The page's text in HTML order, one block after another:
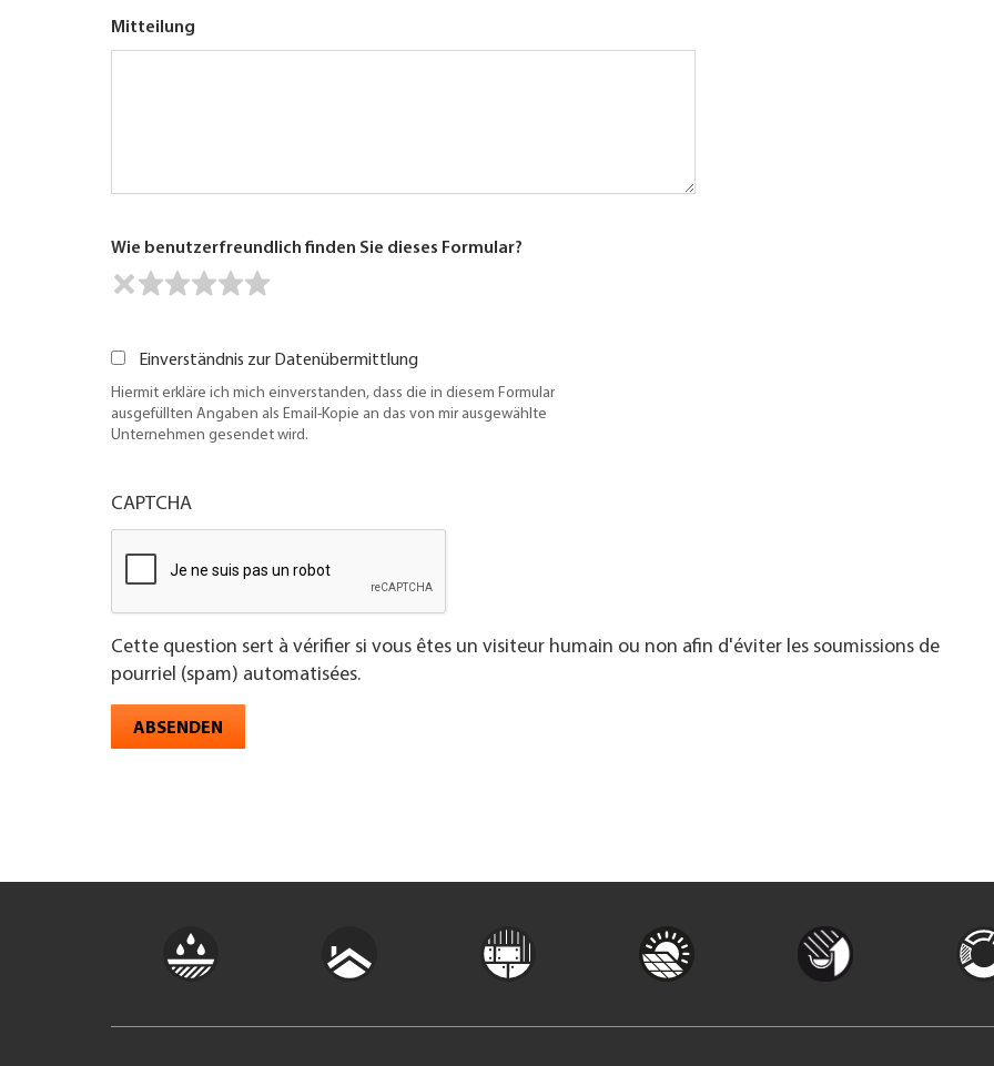
Mitteilung
Wie benutzerfreundlich finden Sie dieses Formular?
Einverständnis zur Datenübermittlung
Hiermit erkläre ich mich einverstanden, dass die in diesem Formular
ausgefüllten Angaben als Email-Kopie an das von mir ausgewählte
Unternehmen gesendet wird.
CAPTCHA
Cette question sert à vérifier si vous êtes un visiteur humain ou non afin d'éviter les soumissions de
pourriel (spam) automatisées.
ABSENDEN